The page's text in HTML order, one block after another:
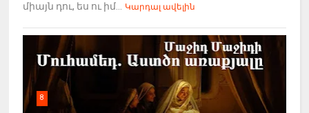
միայն դու, ես ու իմ...
Կարդալ ավելին
8